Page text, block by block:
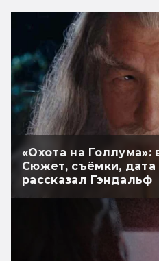
«Охота на Голлума»:
Сюжет, съёмки, дата
рассказал Гэндальф